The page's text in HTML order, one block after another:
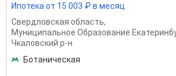
Ипотека от 15 003 ₽ в месяц
Свердловская область,
Муниципальное Образование
Чкаловский р-н
Ботаническая